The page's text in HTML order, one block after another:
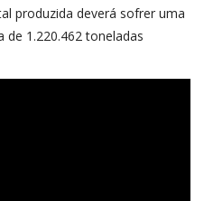
produzida deverá sofrer uma
de 1.220.462 toneladas